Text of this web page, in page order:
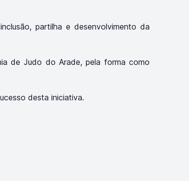
partilha e desenvolvimento da
de Judo do Arade, pela forma como
desta iniciativa.